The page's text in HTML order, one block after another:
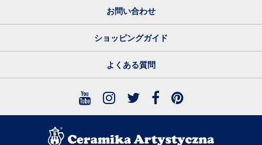
お問い合わせ
ショッピングガイド
よくある質問